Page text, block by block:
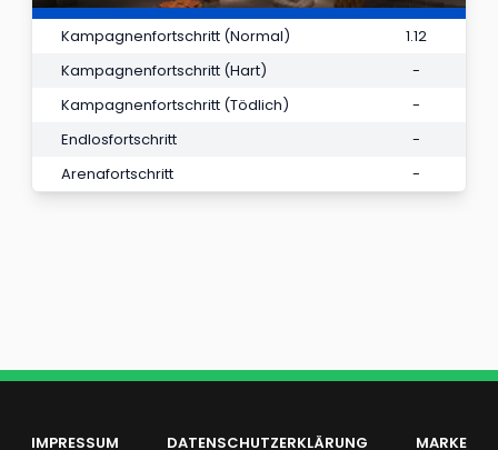
Kampagnenfortschritt (Normal)
1.12
Kampagnenfortschritt (Hart)
-
Kampagnenfortschritt (Tödlich)
-
Endlosfortschritt
-
Arenafortschritt
-
IMPRESSUM DATENSCHUTZERKLÄRUNG MARKE